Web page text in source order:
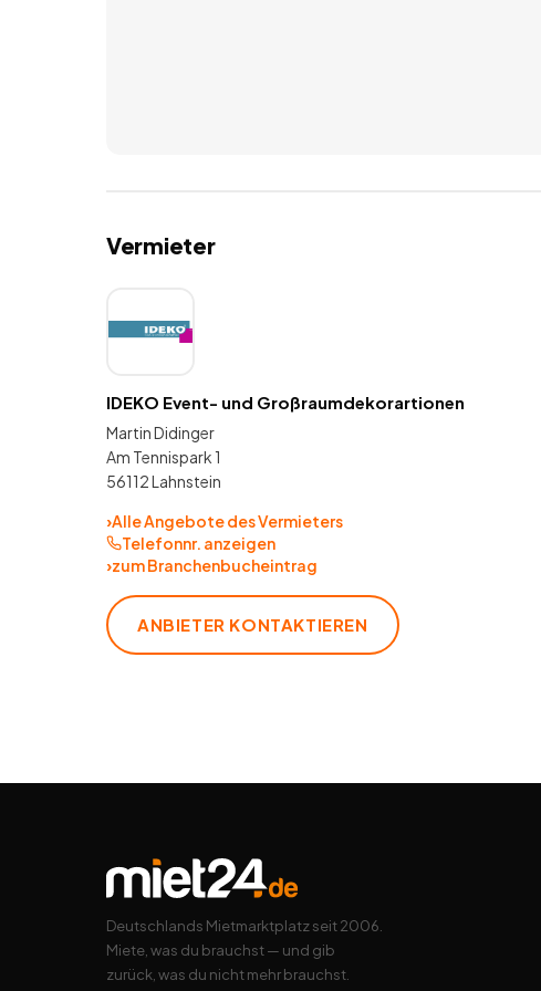
Vermieter
IDEKO Event- und Großraumdekorartionen
Martin Didinger
Am Tennispark 1
56112 Lahnstein
›Alle Angebote des Vermieters
Telefonnr. anzeigen
›zum Branchenbucheintrag
ANBIETER KONTAKTIEREN
Deutschlands Mietmarktplatz seit 2006.
Miete, was du brauchst — und gib
zurück, was du nicht mehr brauchst.